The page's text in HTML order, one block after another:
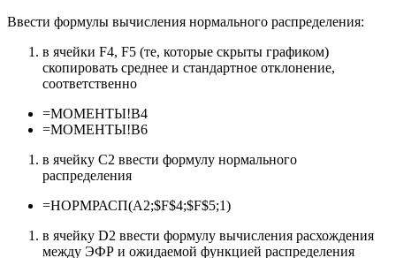
Ввести формулы вычисления нормального распределения:
в ячейки F4, F5 (те, которые скрыты графиком)
скопировать среднее и стандартное отклонение,
соответственно
=МОМЕНТЫ!B4
=МОМЕНТЫ!B6
в ячейку C2 ввести формулу нормального
распределения
=НОРМРАСП(A2;$F$4;$F$5;1)
в ячейку D2 ввести формулу вычисления расхождения
между ЭФР и ожидаемой функцией распределения